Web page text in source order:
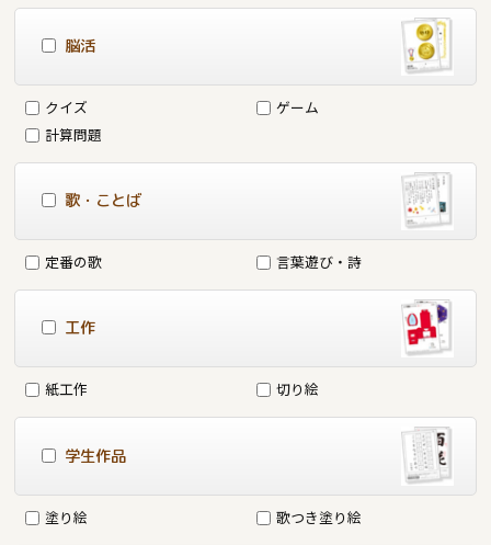
脳活
クイズ
ゲーム
計算問題
歌・ことば
定番の歌 言葉遊び・詩
工作
紙工作 切り絵
学生作品
塗り絵 歌つき塗り絵